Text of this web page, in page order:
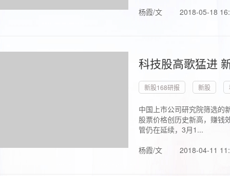
杨霞/文 2018-05-18
科技股高歌猛进
新股168研报 新股
中国上市公司研究院筛选的
股票价格创历史新高，赚钱
管仍在延续，3月1...
杨霞/文
2018-04-11